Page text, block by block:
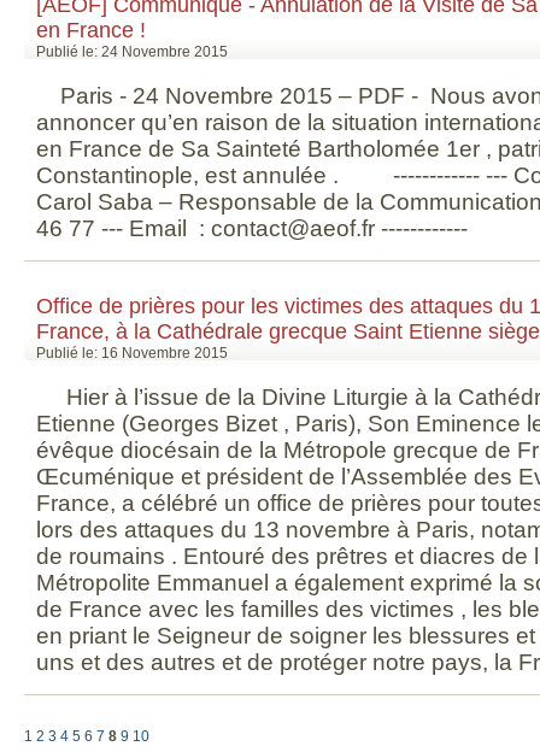
en France !
Publié le: 24 Novembre 2015
Paris - 24 Novembre 2015 – PDF - Nous
annoncer qu’en raison de la situation
en France de Sa Sainteté Bartholomée 1er ,
Constantinople, est annulée . ------------ ---
Carol Saba – Responsable de la
46 77 --- Email : contact@aeof.fr ------------
Office de prières pour les victimes des attaques du
France, à la Cathédrale grecque Saint Etienne
Publié le: 16 Novembre 2015
Hier à l’issue de la Divine Liturgie à la
Etienne (Georges Bizet , Paris), Son Eminence
évêque diocésain de la Métropole grecque de
Œcuménique et président de l’Assemblée des
France, a célébré un office de prières pour
lors des attaques du 13 novembre à Paris,
de roumains . Entouré des prêtres et diacres de
Métropolite Emmanuel a également exprimé la
de France avec les familles des victimes , les
en priant le Seigneur de soigner les blessures
uns et des autres et de protéger notre pays, la
1 2 3 4 5 6 7 8 9 10